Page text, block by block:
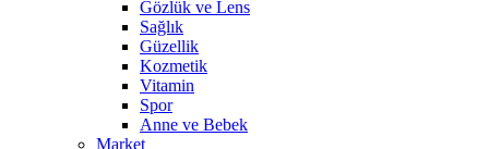
Gözlük ve Lens
Sağlık
Güzellik
Kozmetik
Vitamin
Spor
Anne ve Bebek
Market